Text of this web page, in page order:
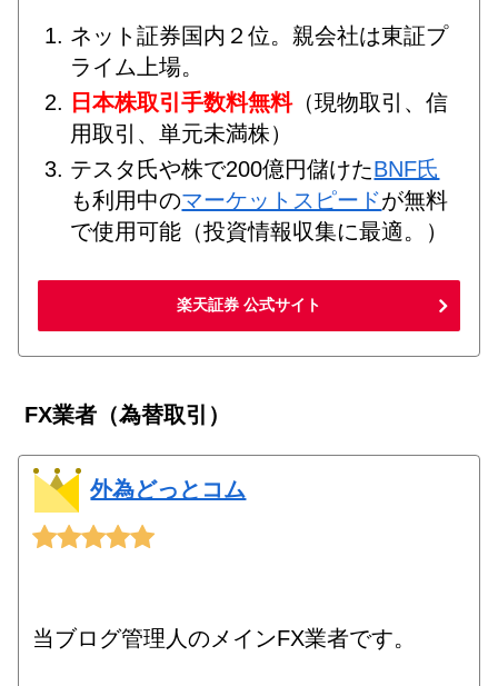
ネット証券国内２位。親会社は東証プ
ライム上場。
日本株取引手数料無料（現物取引、信
用取引、単元未満株）
テスタ氏や株で200億円儲けたBNF氏
も利用中のマーケットスピードが無料
で使用可能（投資情報収集に最適。）
楽天証券 公式サイト
FX業者（為替取引）
外為どっとコム
当ブログ管理人のメインFX業者です。